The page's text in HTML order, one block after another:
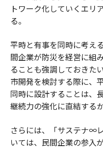
トワーク化していくエリ
る。
平時と有事を同時に考え
間企業が防災を経営に組
ることも強調しておきた
市開発を検討する際に、
同時に設計することは、
継続力の強化に直結するか
さらには、「サステナ∞
いては、民間企業の参入